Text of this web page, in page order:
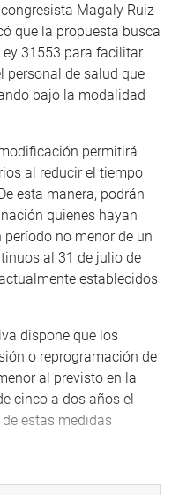
Magaly Ruiz
que la propuesta busca
31553 para facilitar
personal de salud que
bajo la modalidad
permitirá
al reducir el tiempo
esta manera, podrán
quienes hayan
no menor de un
al 31 de julio de
establecidos
dispone que los
o reprogramación de
al previsto en la
cinco a dos años el
estas medidas